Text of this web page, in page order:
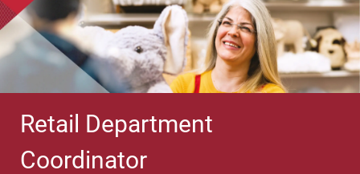
Retail Department
Coordinator